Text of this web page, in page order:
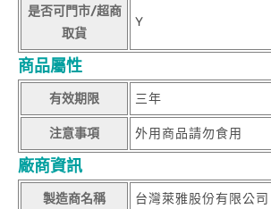
是否可門市/超商
取貨
Y
商品屬性
有效期限 三年
注意事項 外用商品請勿食用
廠商資訊
製造商名稱 台灣萊雅股份有限公司